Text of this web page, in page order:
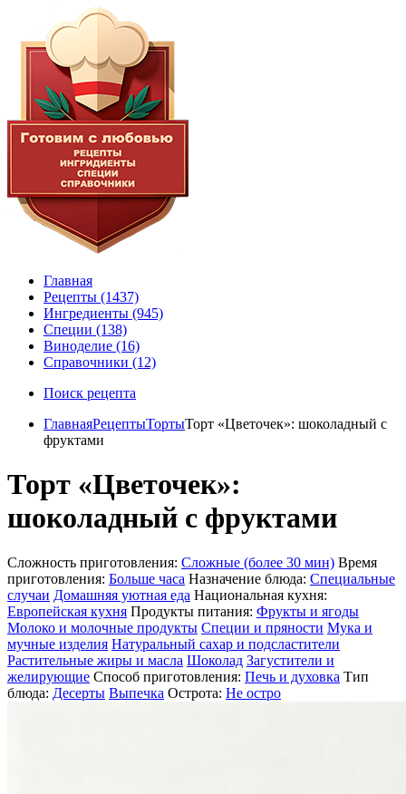
Главная
Рецепты (1437)
Ингредиенты (945)
Специи (138)
Виноделие (16)
Справочники (12)
Поиск рецепта
ГлавнаяРецептыТортыТорт «Цветочек»: шоколадный с
фруктами
Торт «Цветочек»:
шоколадный с фруктами
Сложность приготовления: Сложные (более 30 мин) Время
приготовления: Больше часа Назначение блюда: Специальные
случаи Домашняя уютная еда Национальная кухня:
Европейская кухня Продукты питания: Фрукты и ягоды
Молоко и молочные продукты Специи и пряности Мука и
мучные изделия Натуральный сахар и подсластители
Растительные жиры и масла Шоколад Загустители и
желирующие Способ приготовления: Печь и духовка Тип
блюда: Десерты Выпечка Острота: Не остро